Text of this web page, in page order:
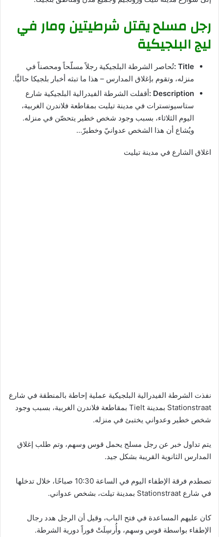
رجل مسلح يقتل شرطيتين ومار في
ليج البلجيكية
Title : تُحاصر الشرطة البلجيكية رجلاً مسلّحاً ومحصناً في
منزله، وتقوم بإغلاق المدارس – هذا ما تبثه أخبار بلجيكا حاليًّا.
Description : أقفلت الشرطة الفيدرالية البلجيكية شارع
ستاسيونسترات في مدينة تيليت بمقاطعة فلاندرن الغربية،
اليوم الثلاثاء، بسبب وجود شخص خطير يتحصّن في منزله.
ويُشاع أن هذا الشخص عدوانيّ وخطيرّ…
اغلاق الشارع في مدينة تيليت
نفذت الشرطة الفيدرالية البلجيكية عملية إحاطة بالمنطقة في شارع
Stationstraat بمدينة Tielt بمقاطعة فلاندرن الغربية، بسبب وجود
شخص خطير وعدواني يختبئ في منزله.
يتم تداول خبر عن رجل مسلح يحمل قوس وسهم، وتم طلب إغلاق
المدارس الثانوية القريبة بشكل جيد.
تصطدم فرقة الإطفاء اليوم في الساعة 10:30 صباحًا، خلال تدخلها
في شارع Stationstraat بمدينة تيلت، بشخص عدواني.
كان عليهم المساعدة في فتح الباب، وقيل أن الرجل هدد رجال
الإطفاء بواسطة قوس وسهم، وأُرسِلَتْ فوراً دورية الشرطة.